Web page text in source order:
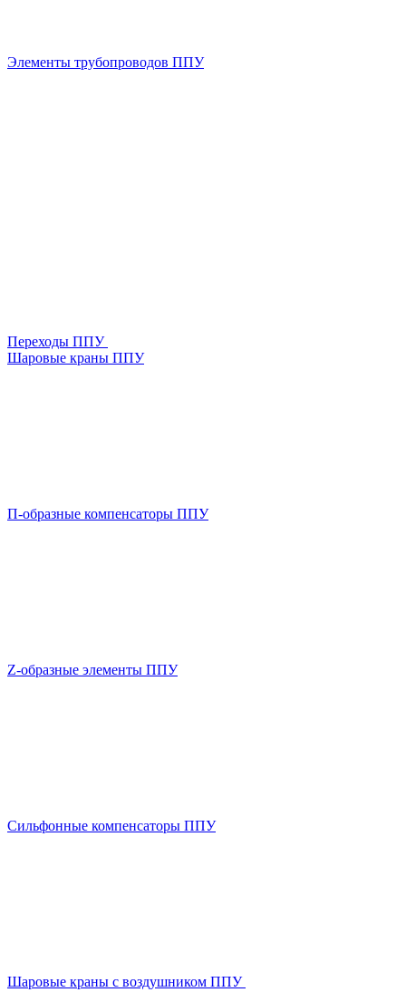
Элементы трубопроводов ППУ
Переходы ППУ
Шаровые краны ППУ
П-образные компенсаторы ППУ
Z-образные элементы ППУ
Сильфонные компенсаторы ППУ
Шаровые краны с воздушником ППУ